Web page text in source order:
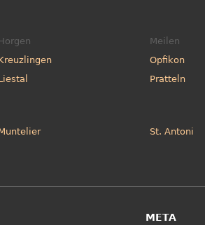
Meilen
Opfikon
Pratteln
St. Antoni
META